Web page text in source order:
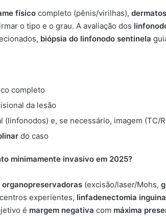
físico completo (pênis/virilhas),
o tipo e o grau. A avaliação dos
biópsia do linfonodo sentinela
completo
da lesão
(linfonodos) e, se necessário, imagem (TC/
do caso
minimamente invasivo em 2025?
(excisão/laser/Mohs,
experientes, linfadenectomia
é margem negativa com máxima